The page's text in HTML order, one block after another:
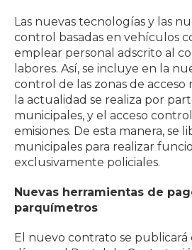
Las nuevas tecnologías y las
control basadas en vehículos
emplear personal adscrito al
labores. Así, se incluye en la
control de las zonas de
la actualidad se realiza por
municipales, y el acceso
emisiones. De esta manera, se
municipales para realizar
exclusivamente policiales.
Nuevas herramientas de
parquímetros
El nuevo contrato se publicará